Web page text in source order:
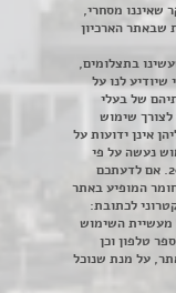
שאיננו מסחרי,
שבאתר הארכיון
בתצלומים,
לנו על
של בעלי
לצורך שימוש
אינן ידועות על
נעשה על פי
סעיף 27א לחוק זכויות יוצרים תשס"ח-2007. אם לדעתכם
המופיע באתר
לכתובת:
השימוש
טלפון וכן
על מנת שנוכל